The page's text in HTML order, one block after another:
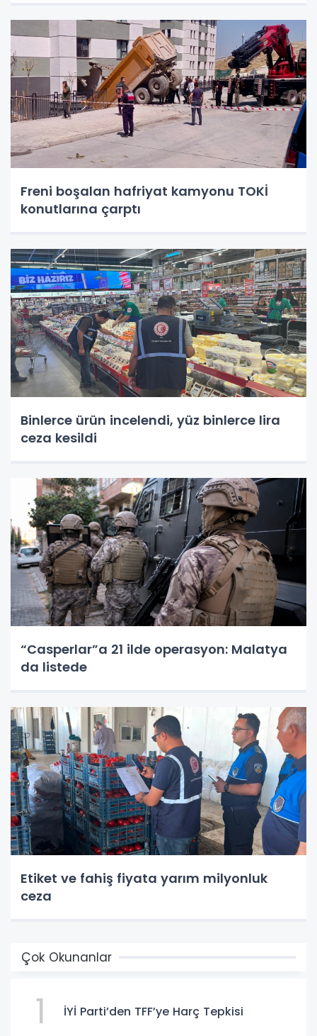
Freni boşalan hafriyat kamyonu TOKİ
konutlarına çarptı
Binlerce ürün incelendi, yüz binlerce lira
ceza kesildi
“Casperlar”a 21 ilde operasyon: Malatya
da listede
Etiket ve fahiş fiyata yarım milyonluk
ceza
Çok Okunanlar
1 İYİ Parti’den TFF’ye Harç Tepkisi